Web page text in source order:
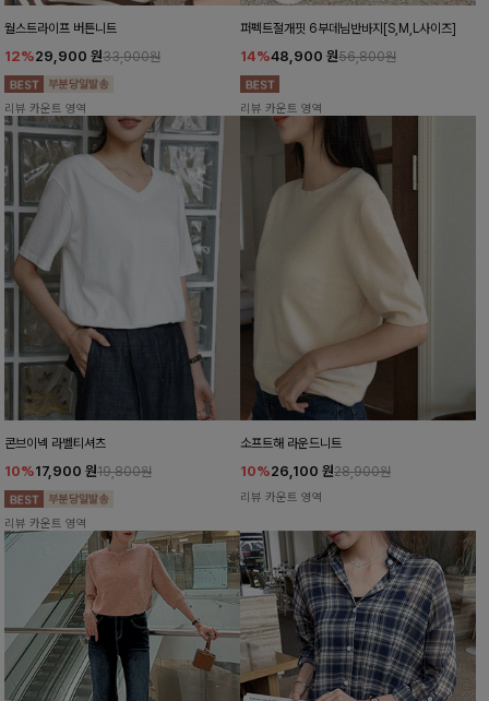
월스트라이프 버튼니트
12%29,900 원33,900원
리뷰 카운트 영역
퍼펙트절개핏 6부데님반바지[S,M,L사이즈]
14%48,900 원56,800원
리뷰 카운트 영역
콘브이넥 라벨티셔츠
10%17,900 원19,800원
리뷰 카운트 영역
소프트해 라운드니트
10%26,100 원28,900원
리뷰 카운트 영역